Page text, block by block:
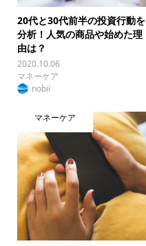
20代と30代前半の投資行動を
分析！人気の商品や始めた理
由は？
2020.10.06
マネーケア
nobii
マネーケア